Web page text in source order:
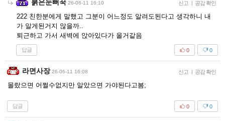
붉은눈뻐꾹 26-06-11 16:10 신고 | 공감 확인
222 친한분에게 말했고 그분이 어느정도 알려도된다고 생각하니 내
가 알게된거지 않을까..
퇴근하고 가서 새벽에 앉아있다가 올거같음
답글 0
0
라면사장 26-06-11 16:08 신고 | 공감 확인
몰랐으면 어쩔수없지만 알았으면 가야된다고봄;
답글 0
0